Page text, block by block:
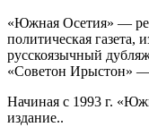
«Южная Осетия» —
политическая газета,
русскоязычный
«Советон Ирыстон» —
Начиная с 1993 г.
издание..